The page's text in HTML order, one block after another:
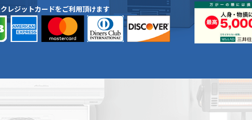
レジットカードをご利用頂けます